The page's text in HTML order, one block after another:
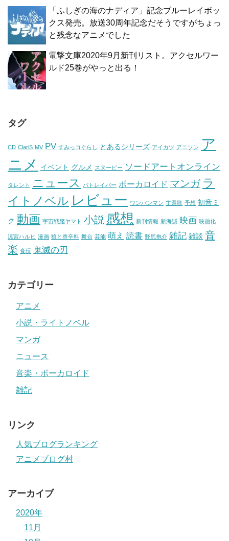
「ふしぎの海のナディア」記念ブルーレイボッ
クス発売。放送30周年記念だそうですがちょっ
と残念なアニメでした
電撃文庫2020年9月新刊リスト。アクセルワー
ルド25巻がやっと出る！
タグ
CD ClariS MV PV すみっコぐらし とあるシリーズ アイカツ アニソン
ア
ニメ
イベント グルメ スヌーピー ソードアートオンライン
タレント ニュース パトレイバー ボーカロイド マンガ ラ
イトノベル レビュー ワンパンマン 主題歌 予想 初音ミ
ク 動画 宇宙戦艦ヤマト 小説 感想 新刊情報 新海誠 映画 映画化
涼宮ハルヒ 漫画 狼と香辛料 舞台 芸能 萌え 読書 野尻抱介 雑記 雑談 音
楽 食玩 鬼滅の刃
カテゴリー
アニメ
小説・ライトノベル
マンガ
ニュース
音楽・ボーカロイド
雑記
リンク
人気ブログランキング
アニメブログ村
アーカイブ
2020年
11月